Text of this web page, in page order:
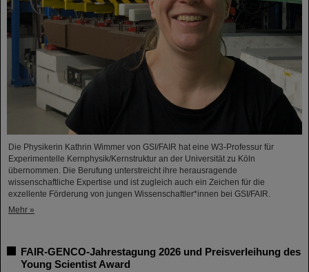
Die Physikerin Kathrin Wimmer von GSI/FAIR hat eine W3-Professur für
Experimentelle Kernphysik/Kernstruktur an der Universität zu Köln
übernommen. Die Berufung unterstreicht ihre herausragende
wissenschaftliche Expertise und ist zugleich auch ein Zeichen für die
exzellente Förderung von jungen Wissenschaftler*innen bei GSI/FAIR.
Mehr »
FAIR-GENCO-Jahrestagung 2026 und Preisverleihung des
Young Scientist Award